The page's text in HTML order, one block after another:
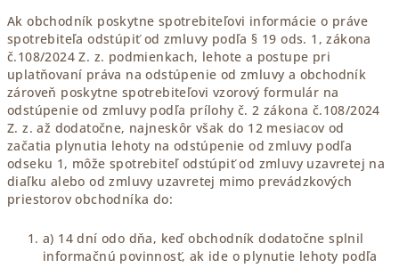
Ak obchodník poskytne spotrebiteľovi informácie o práve
spotrebiteľa odstúpiť od zmluvy podľa § 19 ods. 1, zákona
č.108/2024 Z. z. podmienkach, lehote a postupe pri
uplatňovaní práva na odstúpenie od zmluvy a obchodník
zároveň poskytne spotrebiteľovi vzorový formulár na
odstúpenie od zmluvy podľa prílohy č. 2 zákona č.108/2024
Z. z. až dodatočne, najneskôr však do 12 mesiacov od
začatia plynutia lehoty na odstúpenie od zmluvy podľa
odseku 1, môže spotrebiteľ odstúpiť od zmluvy uzavretej na
diaľku alebo od zmluvy uzavretej mimo prevádzkových
priestorov obchodníka do:
a) 14 dní odo dňa, keď obchodník dodatočne splnil
informačnú povinnosť, ak ide o plynutie lehoty podľa